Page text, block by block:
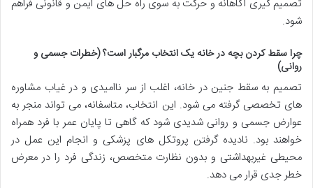
تصمیم گیری آگاهانه و حرکت به سوی راه حل های ایمن و قانونی فراهم
شود.
چرا سقط کردن بچه در خانه یک انتخاب مرگبار است؟ (خطرات جسمی و
روانی)
تصمیم به سقط جنین در خانه، اغلب از سر ناامیدی و در غیاب مشاوره
های تخصصی گرفته می شود. این انتخاب، متاسفانه، می تواند منجر به
عوارض جسمی و روانی شدیدی شود که گاهی تا پایان عمر با فرد همراه
خواهند بود. نادیده گرفتن پروتکل های پزشکی و انجام این عمل در
محیطی غیربهداشتی و بدون نظارت متخصص، زندگی فرد را در معرض
خطر جدی قرار می دهد.